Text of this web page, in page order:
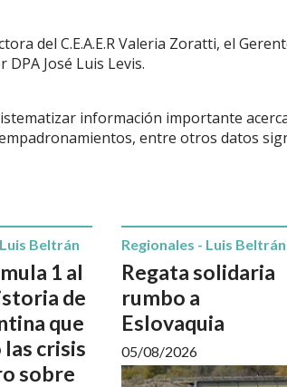
del C.E.A.E.R Valeria Zoratti, el
José Luis Levis.
información importante
entre otros datos
1 al
de
que
crisis
sobre
Beltrán
Regata solidaria
rumbo a
Eslovaquia
Regionales - Luis Beltrán
05/08/2026